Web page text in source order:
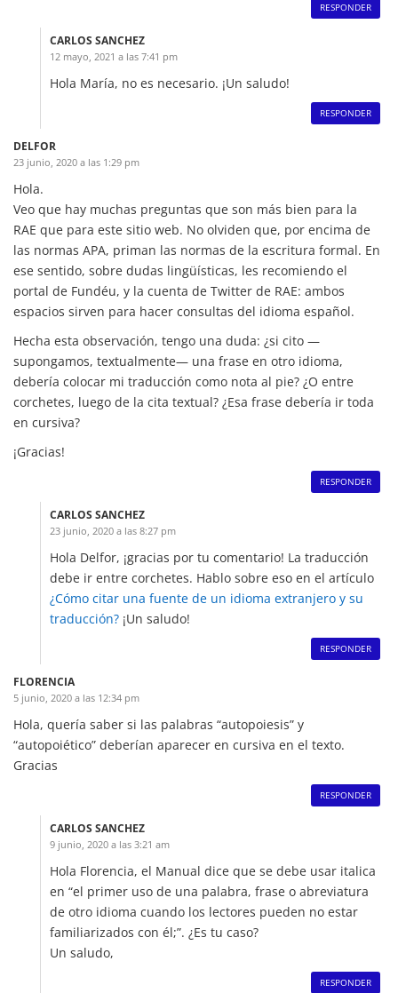
RESPONDER
CARLOS SANCHEZ
12 mayo, 2021 a las 7:41 pm
Hola María, no es necesario. ¡Un saludo!
RESPONDER
DELFOR
23 junio, 2020 a las 1:29 pm
Hola.
Veo que hay muchas preguntas que son más bien para la
RAE que para este sitio web. No olviden que, por encima de
las normas APA, priman las normas de la escritura formal. En
ese sentido, sobre dudas lingüísticas, les recomiendo el
portal de Fundéu, y la cuenta de Twitter de RAE: ambos
espacios sirven para hacer consultas del idioma español.
Hecha esta observación, tengo una duda: ¿si cito —
supongamos, textualmente— una frase en otro idioma,
debería colocar mi traducción como nota al pie? ¿O entre
corchetes, luego de la cita textual? ¿Esa frase debería ir toda
en cursiva?
¡Gracias!
RESPONDER
CARLOS SANCHEZ
23 junio, 2020 a las 8:27 pm
Hola Delfor, ¡gracias por tu comentario! La traducción
debe ir entre corchetes. Hablo sobre eso en el artículo
¿Cómo citar una fuente de un idioma extranjero y su
traducción? ¡Un saludo!
RESPONDER
FLORENCIA
5 junio, 2020 a las 12:34 pm
Hola, quería saber si las palabras “autopoiesis” y
“autopoiético” deberían aparecer en cursiva en el texto.
Gracias
RESPONDER
CARLOS SANCHEZ
9 junio, 2020 a las 3:21 am
Hola Florencia, el Manual dice que se debe usar italica
en “el primer uso de una palabra, frase o abreviatura
de otro idioma cuando los lectores pueden no estar
familiarizados con él;”. ¿Es tu caso?
Un saludo,
RESPONDER